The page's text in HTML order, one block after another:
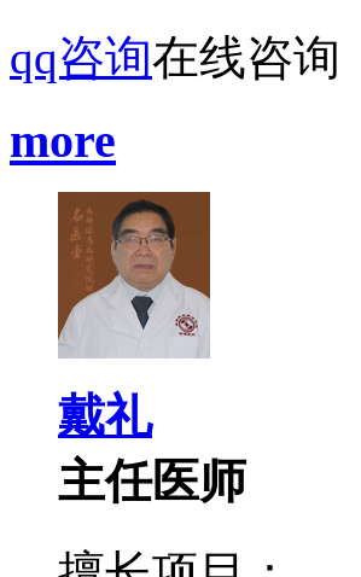
qq咨询在线咨询
more
戴礼
主任医师